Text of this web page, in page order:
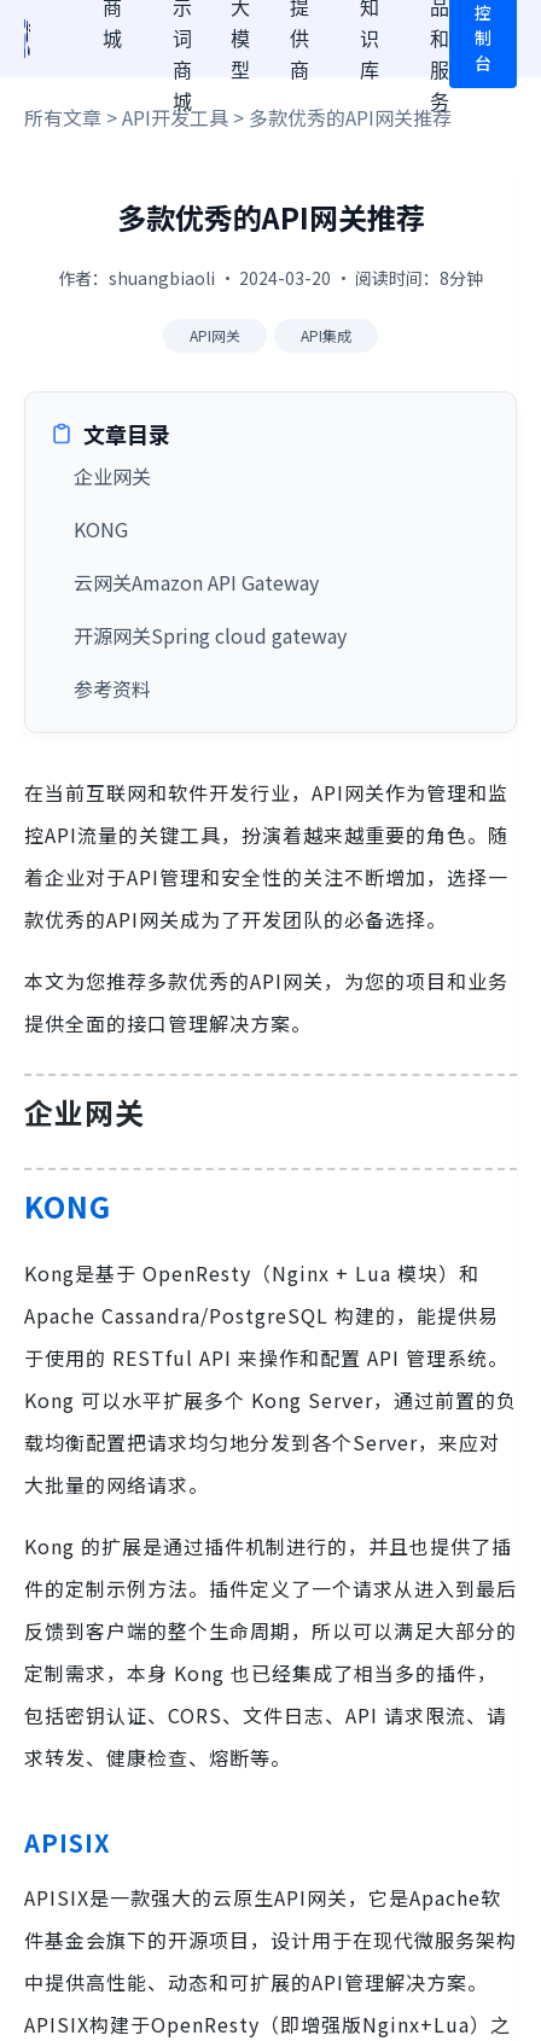
商
城
示
词
商
城
大
模
型
提
供
商
知
识
库
品
和
服
务
控
制
台
所有文章 >API开发工具 > 多款优秀的API网关推荐
多款优秀的API网关推荐
作者：shuangbiaoli · 2024-03-20 · 阅读时间：8分钟
API网关 API集成
文章目录
企业网关
KONG
云网关Amazon API Gateway
开源网关Spring cloud gateway
参考资料
在当前互联网和软件开发行业，API网关作为管理和监
控API流量的关键工具，扮演着越来越重要的角色。随
着企业对于API管理和安全性的关注不断增加，选择一
款优秀的API网关成为了开发团队的必备选择。
本文为您推荐多款优秀的API网关，为您的项目和业务
提供全面的接口管理解决方案。
企业网关
KONG
Kong是基于 OpenResty（Nginx + Lua 模块）和
Apache Cassandra/PostgreSQL 构建的，能提供易
于使用的 RESTful API 来操作和配置 API 管理系统。
Kong 可以水平扩展多个 Kong Server，通过前置的负
载均衡配置把请求均匀地分发到各个Server，来应对
大批量的网络请求。
Kong 的扩展是通过插件机制进行的，并且也提供了插
件的定制示例方法。插件定义了一个请求从进入到最后
反馈到客户端的整个生命周期，所以可以满足大部分的
定制需求，本身 Kong 也已经集成了相当多的插件，
包括密钥认证、CORS、文件日志、API 请求限流、请
求转发、健康检查、熔断等。
APISIX
APISIX是一款强大的云原生API网关，它是Apache软
件基金会旗下的开源项目，设计用于在现代微服务架构
中提供高性能、动态和可扩展的API管理解决方案。
APISIX构建于OpenResty（即增强版Nginx+Lua）之